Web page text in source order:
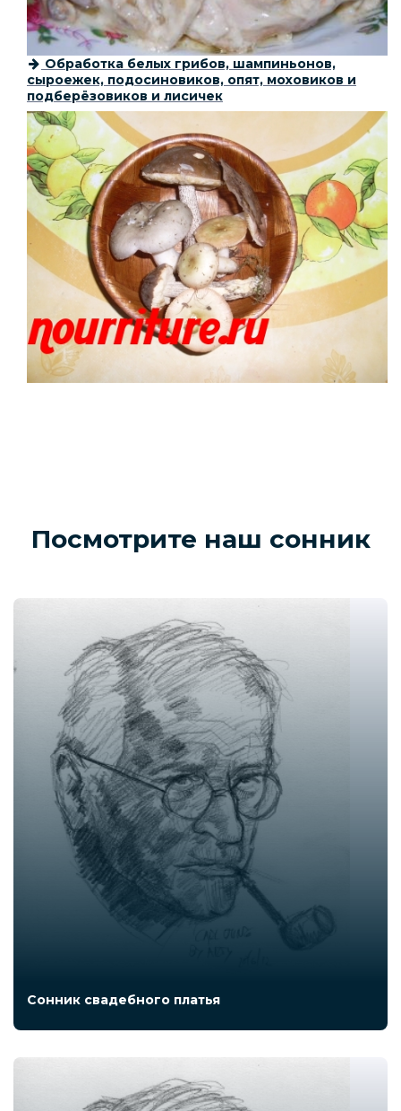
Обработка белых грибов, шампиньонов,
сыроежек, подосиновиков, опят, моховиков и
подберёзовиков и лисичек
Посмотрите наш сонник
Сонник свадебного платья